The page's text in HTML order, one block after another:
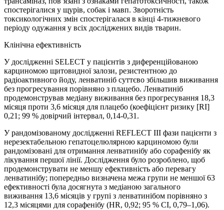
спостерігалися у щурів, собак і мавп. Зворотність
токсикологічних змін спостерігалася в кінці 4-тижневого
періоду одужання у всіх досліджених видів тварин.
Клінічна ефективність
У дослідженні SELECT у пацієнтів з диференційованою
карциномою щитовидної залози, резистентною до
радіоактивного йоду, ленватиніб суттєво збільшив виживання
без прогресування порівняно з плацебо. Ленватиніб
продемонстрував медіану виживання без прогресування 18,3
місяця проти 3,6 місяця для плацебо (коефіцієнт ризику [RI]
0,21; 99 % довірчий інтервал, 0,14-0,31.
У рандомізованому дослідженні REFLECT III фази пацієнти з
нерезектабельною гепатоцелюлярною карциномою були
рандомізовані для отримання ленватинібу або сорафенібу як
лікування першої лінії. Дослідження було розроблено, щоб
продемонструвати не меншу ефективність або перевагу
ленватинібу; попередньо визначена межа групи не меншої 63
ефективності була досягнута з медіаною загального
виживання 13,6 місяців у групі з ленватинібом порівняно з
12,3 місяцями для сорафенібу (HR, 0,92; 95 % CI, 0,79–1,06).